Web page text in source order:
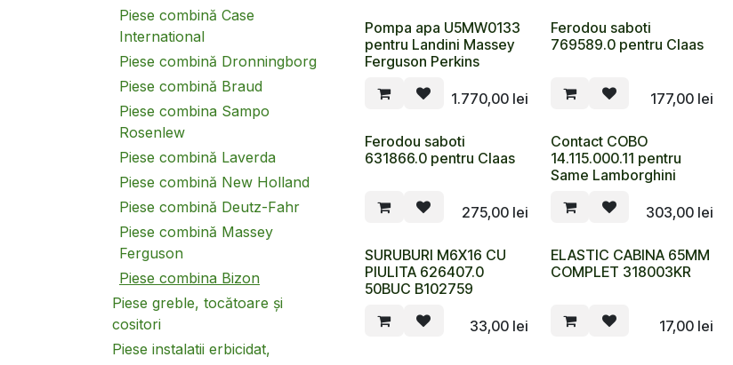
Piese combină Case
International
Piese combină Dronningborg
Piese combină Braud
Piese combina Sampo
Rosenlew
Piese combină Laverda
Piese combină New Holland
Piese combină Deutz-Fahr
Piese combină Massey
Ferguson
Piese combina Bizon
Piese greble, tocătoare și
cositori
Piese instalatii erbicidat,
Pompa apa U5MW0133
pentru Landini Massey
Ferguson Perkins
1.770,00lei
Ferodou saboti
769589.0 pentru Claas
177,00 lei
Ferodou saboti
631866.0 pentru Claas
275,00lei
Contact COBO
14.115.000.11 pentru
Same Lamborghini
303,00 lei
SURUBURI M6X16 CU
PIULITA 626407.0
50BUC B102759
33,00lei
ELASTIC CABINA 65MM
COMPLET 318003KR
17,00 lei